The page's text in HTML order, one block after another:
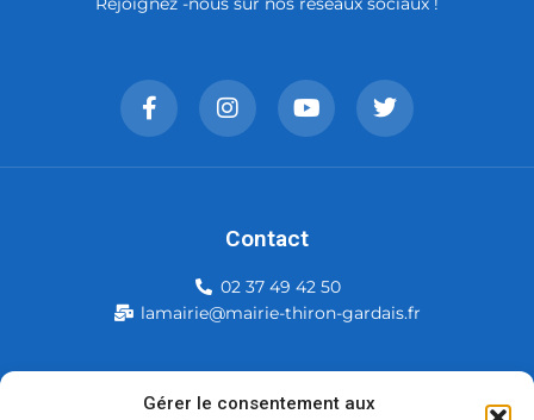
Gérer le consentement aux
Mairie de Thiron-Gardais
Contact
02 37 49 42 50
lamairie@mairie-thiron-gardais.fr